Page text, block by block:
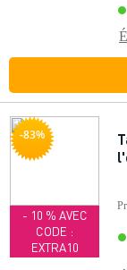
-83%
- 10 % AVEC
CODE :
EXTRA10